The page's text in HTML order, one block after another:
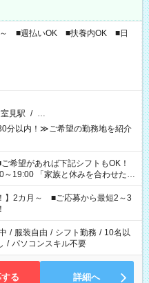
～ ■週払いOK ■扶養内OK ■日
室見駅 / …
分以内！≫ご希望の勤務地を紹介
みを合わせた
備がしたい」 「できれば残業はし
さいね。 ※Wワーク希望
する勤務時間と、もう1つのお仕事
を超える場合は応募できません。
】2カ月～ ■ご応募から最短2～3
/ 服装自由 / シフト勤務 / 10名以
/ パソコンスキル不要
る 詳細へ